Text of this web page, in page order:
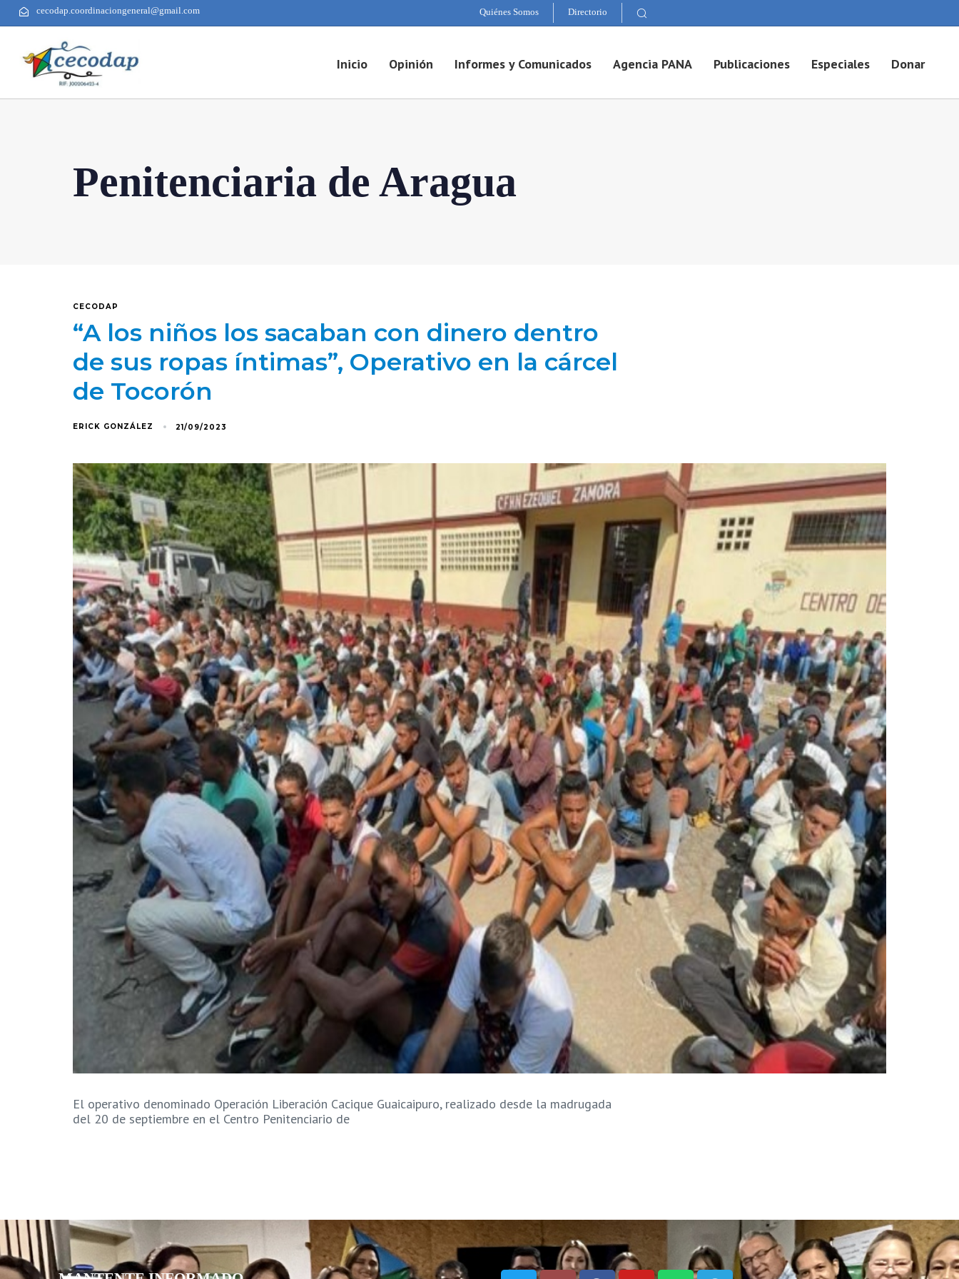
cecodap.coordinaciongeneral@gmail.com Quiénes Somos Directorio
Inicio Opinión Informes y Comunicados Agencia PANA Publicaciones Especiales Donar
Penitenciaria de Aragua
CECODAP
“A los niños los sacaban con dinero dentro
de sus ropas íntimas”, Operativo en la cárcel
de Tocorón
ERICK GONZÁLEZ 21/09/2023
El operativo denominado Operación Liberación Cacique Guaicaipuro, realizado desde la madrugada
del 20 de septiembre en el Centro Penitenciario de